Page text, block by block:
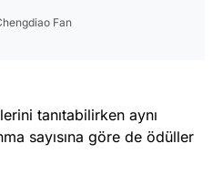
Fan
tanıtabilirken aynı
sayısına göre de ödüller